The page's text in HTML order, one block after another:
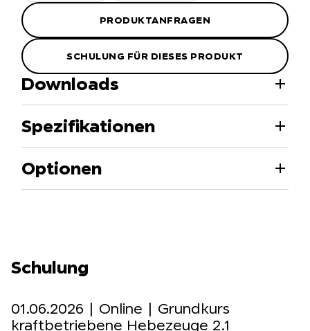
PRODUKTANFRAGEN
SCHULUNG FÜR DIESES PRODUKT
Downloads
Spezifikationen
Optionen
Schulung
01.06.2026 | Online | Grundkurs
kraftbetriebene Hebezeuge 2.1